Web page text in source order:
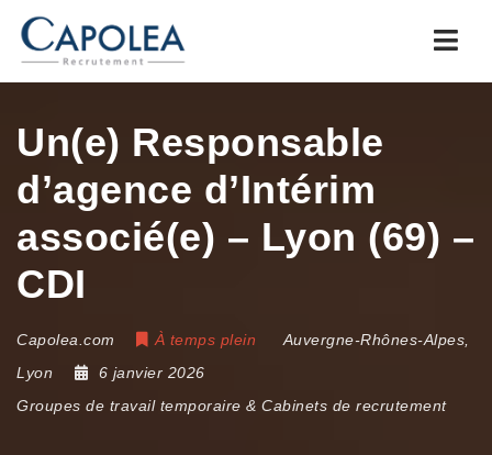
Un(e) Responsable
d’agence d’Intérim
associé(e) – Lyon (69) –
CDI
Capolea.com À temps plein Auvergne-Rhônes-Alpes
Lyon
6 janvier 2026
Groupes de travail temporaire & Cabinets de recrutement